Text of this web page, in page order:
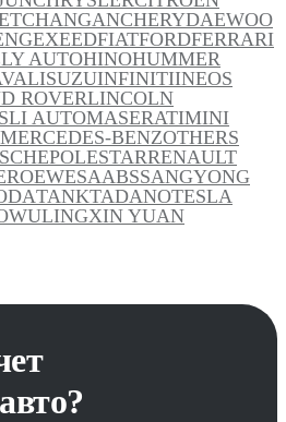
CHANGANCHERYDAEWOO
EXEEDFIATFORDFERRARI
AUTOHINOHUMMER
ISUZUINFINITIINEOS
ROVERLINCOLN
LI AUTOMASERATIMINI
MERCEDES-BENZOTHERS
POLESTARRENAULT
ROEWESAABSSANGYONG
TANKTADANOTESLA
WULINGXIN YUAN